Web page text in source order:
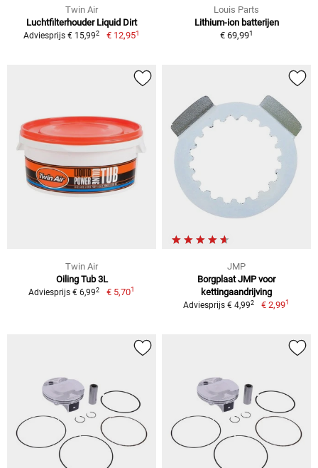
Twin Air
Luchtfilterhouder Liquid Dirt
Adviesprijs € 15,992 € 12,951
Louis Parts
Lithium-ion batterijen
€ 69,991
Twin Air
Oiling Tub 3L
Adviesprijs € 6,992 € 5,701
JMP
Borgplaat JMP voor
kettingaandrijving
Adviesprijs € 4,992 € 2,991